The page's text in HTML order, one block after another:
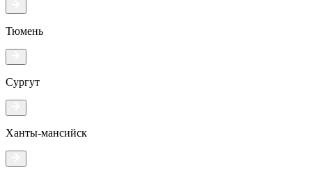
Тюмень
Сургут
Ханты-мансийск